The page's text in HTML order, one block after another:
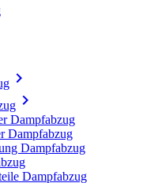


Dampfabzug
Dampfabzug
Dampfabzug
Dampfabzug